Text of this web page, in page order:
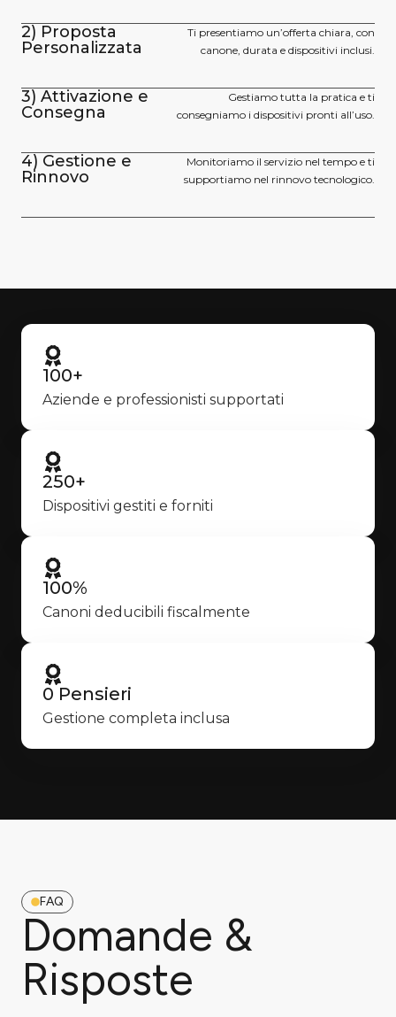
2) Proposta
Personalizzata
Ti presentiamo un’offerta chiara, con
canone, durata e dispositivi inclusi.
3) Attivazione e
Consegna
Gestiamo tutta la pratica e ti
consegniamo i dispositivi pronti all’uso.
4) Gestione e
Rinnovo
Monitoriamo il servizio nel tempo e ti
supportiamo nel rinnovo tecnologico.
100+
Aziende e professionisti supportati
250+
Dispositivi gestiti e forniti
100%
Canoni deducibili fiscalmente
0 Pensieri
Gestione completa inclusa
FAQ
Domande &
Risposte